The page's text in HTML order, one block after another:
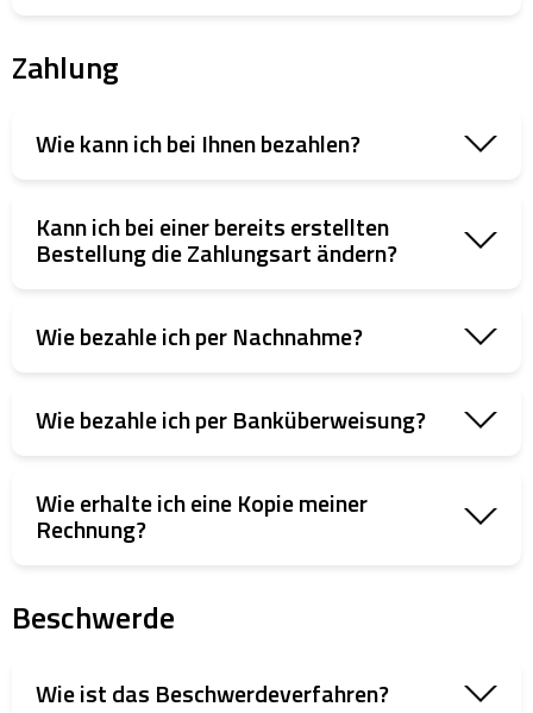
Zahlung
Wie kann ich bei Ihnen bezahlen?
Kann ich bei einer bereits erstellten
Bestellung die Zahlungsart ändern?
Wie bezahle ich per Nachnahme?
Wie bezahle ich per Banküberweisung?
Wie erhalte ich eine Kopie meiner
Rechnung?
Beschwerde
Wie ist das Beschwerdeverfahren?